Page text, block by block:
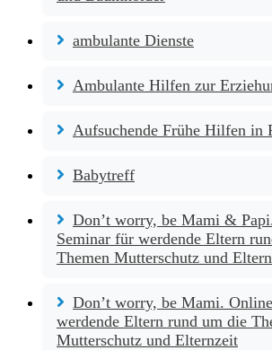
ambulante Dienste
Ambulante Hilfen zur
Aufsuchende Frühe Hilfen in
Babytreff
Don’t worry, be Mami &
Seminar für werdende Eltern
Themen Mutterschutz und
Don’t worry, be Mami.
werdende Eltern rund um die
Mutterschutz und Elternzeit